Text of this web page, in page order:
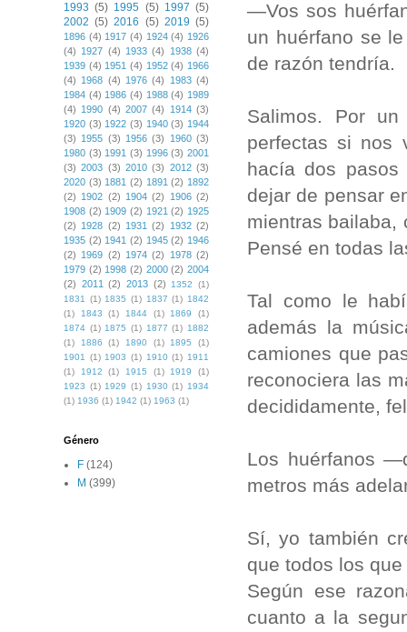
—Vos sos
un huérfano se
de razón tendría.
Salimos. Por
perfectas si nos
hacía dos
dejar de pensar
mientras bailaba,
Pensé en todas
Tal como le
además la
camiones que
recono­ciera las
decididamente,
Los huérfanos
metros más
Sí, yo también
que todos los
Según ese
cuanto a la
1993 (5) 1995 (5) 1997 (5)
2002 (5) 2016 (5) 2019 (5)
1896 (4) 1917 (4) 1924 (4) 1926
(4) 1927 (4) 1933 (4) 1938 (4)
1939 (4) 1951 (4) 1952 (4) 1966
(4) 1968 (4) 1976 (4) 1983 (4)
1984 (4) 1986 (4) 1988 (4) 1989
(4) 1990 (4) 2007 (4) 1914 (3)
1920 (3) 1922 (3) 1940 (3) 1944
(3) 1955 (3) 1956 (3) 1960 (3)
1980 (3) 1991 (3) 1996 (3) 2001
(3) 2003 (3) 2010 (3) 2012 (3)
2020 (3) 1881 (2) 1891 (2) 1892
(2) 1902 (2) 1904 (2) 1906 (2)
1908 (2) 1909 (2) 1921 (2) 1925
(2) 1928 (2) 1931 (2) 1932 (2)
1935 (2) 1941 (2) 1945 (2) 1946
(2) 1969 (2) 1974 (2) 1978 (2)
1979 (2) 1998 (2) 2000 (2) 2004
(2) 2011 (2) 2013 (2) 1352
(1)
1831 (1) 1835 (1) 1837 (1) 1842
(1)
1843 (1) 1844 (1) 1869
(1)
1874 (1) 1875 (1) 1877 (1) 1882
(1)
1886 (1) 1890 (1) 1895
(1)
1901 (1) 1903 (1) 1910 (1) 1911
(1)
1912 (1) 1915 (1) 1919
(1)
1923 (1) 1929 (1) 1930 (1) 1934
(1) 1936 (1) 1942 (1) 1963 (1)
Género
F (124)
M (399)